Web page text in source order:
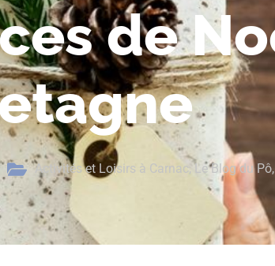
de
Activités et Loisirs à Carnac ,Le Blog du Pô,